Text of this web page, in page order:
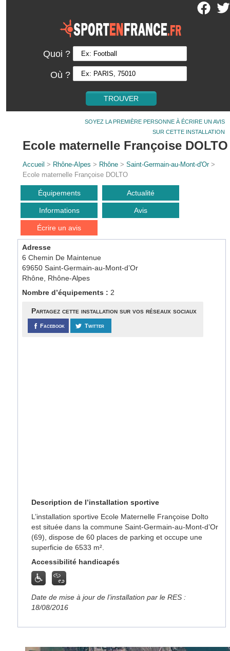
Quoi ?
Où ?
SOYEZ LA PREMIÈRE PERSONNE À ÉCRIRE UN AVIS
SUR CETTE INSTALLATION
Ecole maternelle Françoise DOLTO
Accueil > Rhône-Alpes > Rhône >Saint-Germain-au-Mont-d'Or>
Ecole maternelle Françoise DOLTO
Équipements Actualité
Informations Avis
Écrire un avis
Adresse
6 Chemin De Maintenue
69650 Saint-Germain-au-Mont-d’Or
Rhône, Rhône-Alpes
Nombre d’équipements : 2
Partagez cette installation sur vos réseaux sociaux
Facebook Twitter
Description de l’installation sportive
L’installation sportive Ecole Maternelle Françoise Dolto
est située dans la commune Saint-Germain-au-Mont-d’Or
(69), dispose de 60 places de parking et occupe une
superficie de 6533 m².
Accessibilité handicapés
Date de mise à jour de l’installation par le RES :
18/08/2016